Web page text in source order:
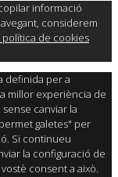
informació
considerem
de cookies
definida per a
millor experiència de
canviar la
galetes" per
Si continueu
la configuració de
consent a això.